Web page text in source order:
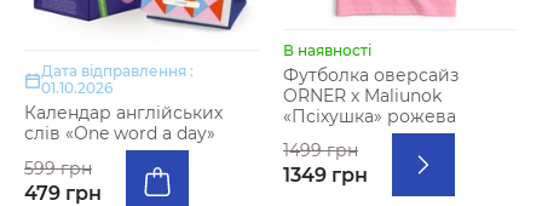
Дата відправлення :
01.10.2026
Календар англійських
слів «One word a day»
599 грн
479 грн
В наявності
Футболка оверсайз
ORNER х Maliunok
«Псіхушка» рожева
1499 грн
1349 грн